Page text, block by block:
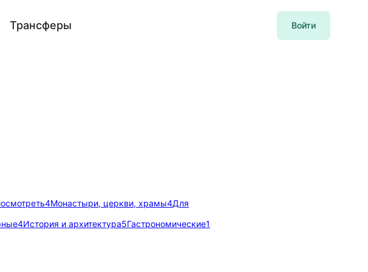
Трансферы Войти
4Монастыри, церкви, храмы4Для
4История и архитектура5Гастрономические1